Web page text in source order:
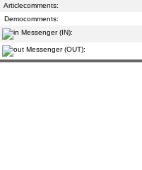
Articlecomments:
Democomments:
Messenger (IN):
Messenger (OUT):